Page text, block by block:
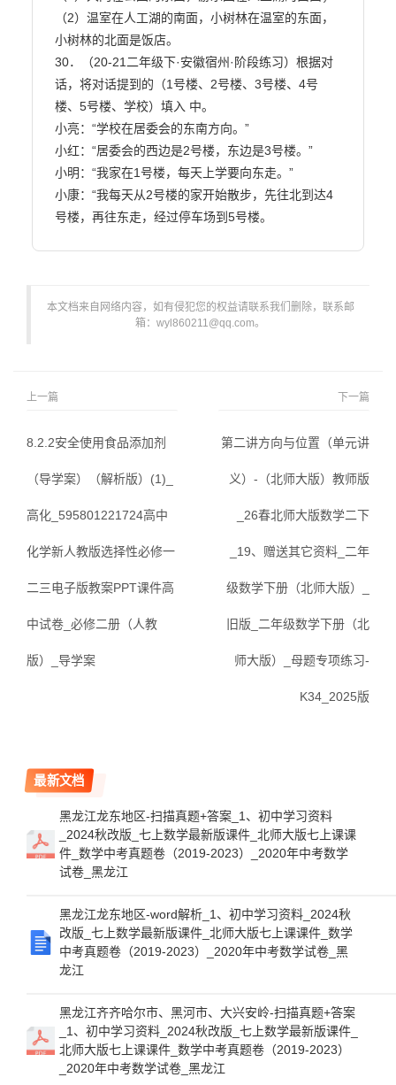
（2）温室在人工湖的南面，小树林在温室的东面，
小树林的北面是饭店。
30．（20-21二年级下·安徽宿州·阶段练习）根据对
话，将对话提到的（1号楼、2号楼、3号楼、4号
楼、5号楼、学校）填入 中。
小亮：“学校在居委会的东南方向。”
小红：“居委会的西边是2号楼，东边是3号楼。”
小明：“我家在1号楼，每天上学要向东走。”
小康：“我每天从2号楼的家开始散步，先往北到达4
本文档来自网络内容，如有侵犯您的权益请联系我们删除，联系邮
箱：wyl860211@qq.com。
上一篇
8.2.2安全使用食品添加剂
（导学案）（解析版）(1)_
高化_595801221724高中
化学新人教版选择性必修一
二三电子版教案PPT课件高
中试卷_必修二册（人教
版）_导学案
下一篇
第二讲方向与位置（单元讲
义）-（北师大版）教师版
_26春北师大版数学二下
_19、赠送其它资料_二年
级数学下册（北师大版）_
旧版_二年级数学下册（北
师大版）_母题专项练习-
K34_2025版
最新文档
黑龙江龙东地区-扫描真题+答案_1、初中学习资料
_2024秋改版_七上数学最新版课件_北师大版七上课课
件_数学中考真题卷（2019-2023）_2020年中考数学
试卷_黑龙江
黑龙江龙东地区-word解析_1、初中学习资料_2024秋
改版_七上数学最新版课件_北师大版七上课课件_数学
中考真题卷（2019-2023）_2020年中考数学试卷_黑
龙江
黑龙江齐齐哈尔市、黑河市、大兴安岭-扫描真题+答案
_1、初中学习资料_2024秋改版_七上数学最新版课件_
北师大版七上课课件_数学中考真题卷（2019-2023）
_2020年中考数学试卷_黑龙江